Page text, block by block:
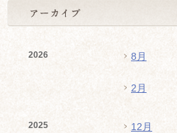
2026 8月
2月
2025 12月